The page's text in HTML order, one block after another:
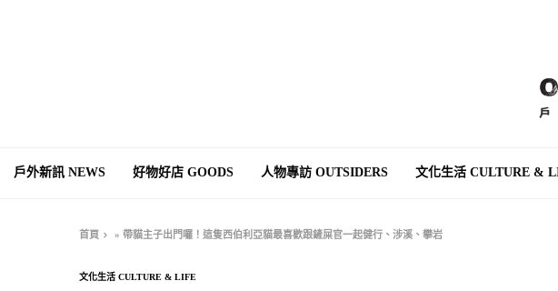
戶外新訊 NEWS 好物好店 GOODS 人物專訪 OUTSIDERS 文化生活 CULTURE &
首頁 »帶貓主子出門囉！這隻西伯利亞貓最喜歡跟鏟屎官一起健行、涉溪、攀岩
文化生活 CULTURE & LIFE